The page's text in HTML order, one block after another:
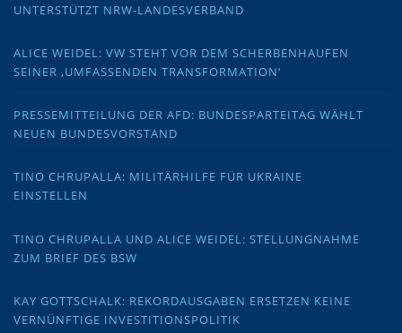
UNTERSTÜTZT NRW-LANDESVERBAND
ALICE WEIDEL: VW STEHT VOR DEM SCHERBENHAUFEN
SEINER ‚UMFASSENDEN TRANSFORMATION‘
PRESSEMITTEILUNG DER AFD: BUNDESPARTEITAG WÄHLT
NEUEN BUNDESVORSTAND
TINO CHRUPALLA: MILITÄRHILFE FÜR UKRAINE
EINSTELLEN
TINO CHRUPALLA UND ALICE WEIDEL: STELLUNGNAHME
ZUM BRIEF DES BSW
KAY GOTTSCHALK: REKORDAUSGABEN ERSETZEN KEINE
VERNÜNFTIGE INVESTITIONSPOLITIK